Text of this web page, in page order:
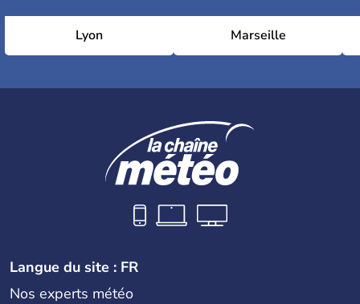
Lyon Marseille
Langue du site : FR
Nos experts météo